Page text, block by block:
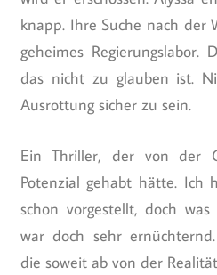
knapp. Ihre Suche nach
geheimes Regierungslabor.
das nicht zu glauben ist.
Ausrottung sicher zu sein.
Ein Thriller, der von der
Potenzial gehabt hätte. Ich
schon vorgestellt, doch
war doch sehr
die soweit ab von der